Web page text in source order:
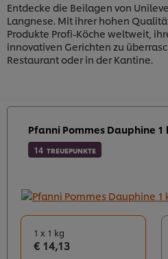
Entdecke die Beilagen von
Langnese. Mit ihrer hohen
Produkte Profi-Köche weltweit,
innovativen Gerichten zu
Restaurant oder in der Kantine.
Pfanni Pommes Dauphine 1
14 TREUEPUNKTE
1 x 1 kg
€ 14,13